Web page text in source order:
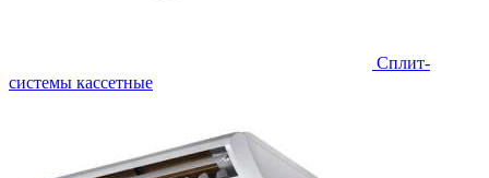
Сплит-
системы кассетные